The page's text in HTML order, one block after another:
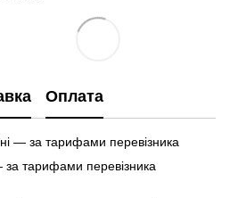
Оплата
— за тарифами перевізника
тарифами перевізника